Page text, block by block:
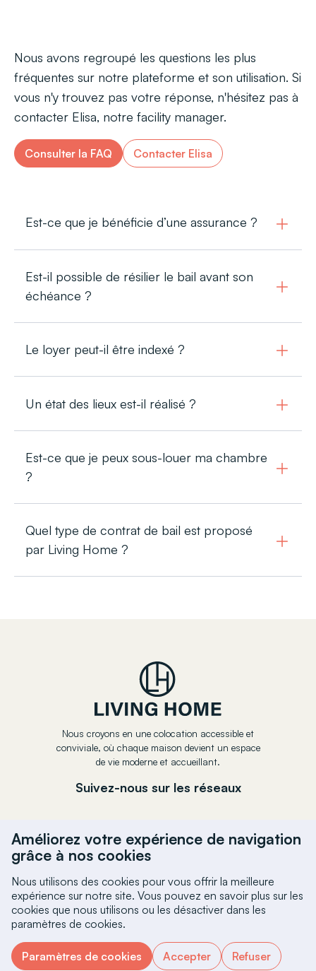
Nous avons regroupé les questions les plus
fréquentes sur notre plateforme et son utilisation. Si
vous n'y trouvez pas votre réponse, n'hésitez pas à
contacter Elisa, notre facility manager.
Consulter la FAQ Contacter Elisa
Est-ce que je bénéficie d’une assurance ?
Est-il possible de résilier le bail avant son
échéance ?
Le loyer peut-il être indexé ?
Un état des lieux est-il réalisé ?
Est-ce que je peux sous-louer ma chambre
?
Quel type de contrat de bail est proposé
par Living Home ?
Nous croyons en une colocation accessible et
conviviale, où chaque maison devient un espace
de vie moderne et accueillant.
Suivez-nous sur les réseaux
Copyright © Living Home 2025. Tous droits réservés.
Améliorez votre expérience de navigation
grâce à nos cookies
Nous utilisons des cookies pour vous offrir la meilleure
expérience sur notre site. Vous pouvez en savoir plus sur les
cookies que nous utilisons ou les désactiver dans les
paramètres de cookies.
Paramètres de cookies Accepter Refuser